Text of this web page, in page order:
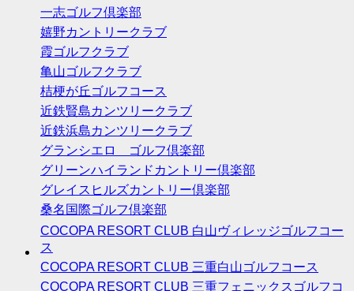
一志ゴルフ倶楽部
嬉野カントリークラブ
霞ゴルフクラブ
亀山ゴルフクラブ
桔梗が丘ゴルフコース
近鉄賢島カンツリークラブ
近鉄浜島カンツリークラブ
グランシエロ ゴルフ倶楽部
グリーンハイランドカントリー倶楽部
グレイスヒルズカントリー倶楽部
桑名国際ゴルフ倶楽部
COCOPA RESORT CLUB 白山ヴィレッジゴルフコー
ス
COCOPA RESORT CLUB 三重白山ゴルフコース
COCOPA RESORT CLUB 三重フェニックスゴルフコ